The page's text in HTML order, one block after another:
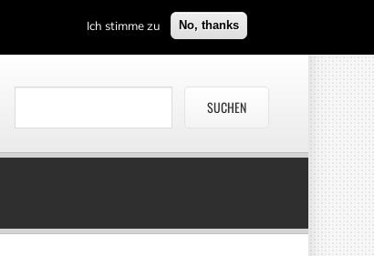
Ich stimme zu No, thanks